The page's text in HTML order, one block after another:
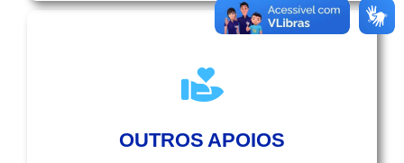
OUTROS APOIOS